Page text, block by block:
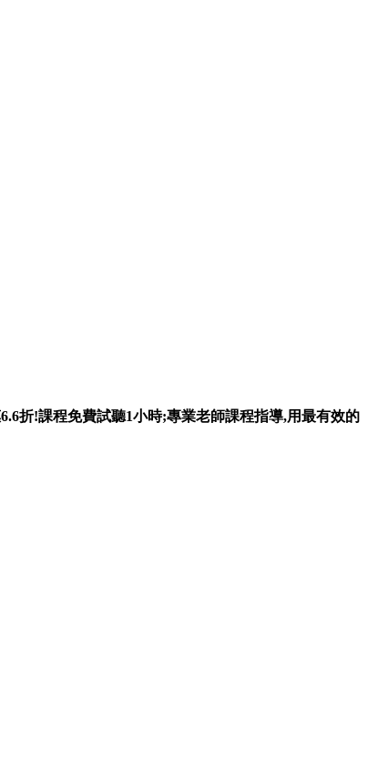
折!課程免費試聽1小時;專業老師課程指導,用最有效的